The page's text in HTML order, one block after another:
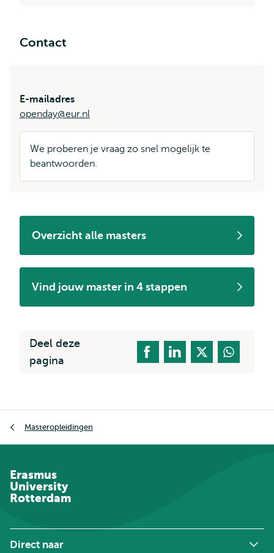
Contact
E-mailadres
openday@eur.nl
We proberen je vraag zo snel mogelijk te
beantwoorden.
Overzicht alle masters
Vind jouw master in 4 stappen
Deel deze
pagina
Masteropleidingen
Erasmus
University
Rotterdam
Direct naar